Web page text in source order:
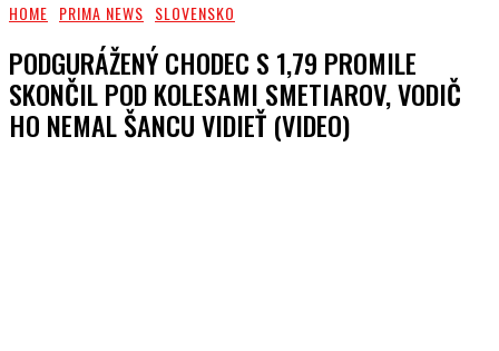
HOME PRIMA NEWS SLOVENSKO
PODGURÁŽENÝ CHODEC S 1,79 PROMILE
SKONČIL POD KOLESAMI SMETIAROV, VODIČ
HO NEMAL ŠANCU VIDIEŤ (VIDEO)